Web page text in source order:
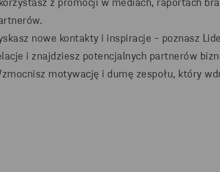
z promocji w mediach, raportach
nowe kontakty i inspiracje - poznasz
i znajdziesz potencjalnych partnerów
motywację i dumę zespołu, który